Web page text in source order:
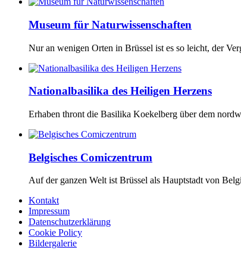
Museum für Naturwissenschaften
Nur an wenigen Orten in Brüssel ist es so leicht, der
Nationalbasilika des Heiligen Herzens
Erhaben thront die Basilika Koekelberg über dem
Belgisches Comiczentrum
Auf der ganzen Welt ist Brüssel als Hauptstadt von
Kontakt
Impressum
Datenschutzerklärung
Cookie Policy
Bildergalerie